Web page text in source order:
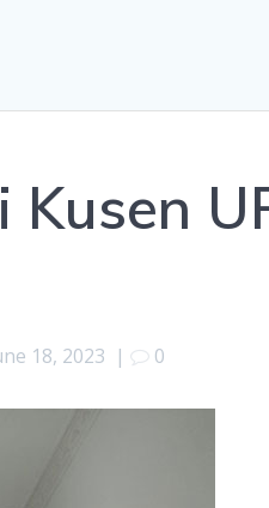
Kusen
18, 2023 | 0